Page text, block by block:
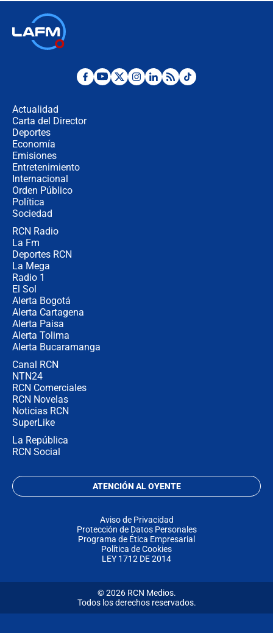
¿La posesión de Abelardo De la
Actualidad
Carta del Director
Deportes
Economía
Emisiones
Entretenimiento
Internacional
Orden Público
Política
Sociedad
RCN Radio
La Fm
Deportes RCN
La Mega
Radio 1
El Sol
Alerta Bogotá
Alerta Cartagena
Alerta Paisa
Alerta Tolima
Alerta Bucaramanga
Canal RCN
NTN24
RCN Comerciales
RCN Novelas
Noticias RCN
SuperLike
La República
RCN Social
ATENCIÓN AL OYENTE
Aviso de Privacidad
Protección de Datos Personales
Programa de Ética Empresarial
Política de Cookies
LEY 1712 DE 2014
© 2026 RCN Medios.
Todos los derechos reservados.